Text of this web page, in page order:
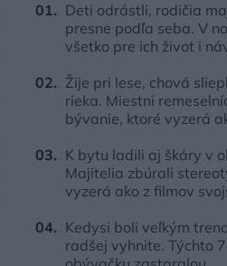
Deti odrástli, rodičia
presne podľa seba. V
všetko pre ich život i
Žije pri lese, chová
rieka. Miestni
bývanie, ktoré vyzerá
K bytu ladili aj škáry v
Majitelia zbúrali
vyzerá ako z filmov
Kedysi boli veľkým
radšej vyhnite. Týchto